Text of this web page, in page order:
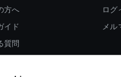
方へ
イド
質問
ログ
メル